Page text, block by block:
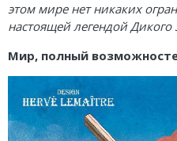
этом мире нет никаких
настоящей легендой Дикого
Мир, полный
Логические
Кооперативные
Стратегические
Приключения
О мышах и тайнах
Эволюция
Зельеварение
Стиль Жизни
Пиксель Тактикс
Саграда